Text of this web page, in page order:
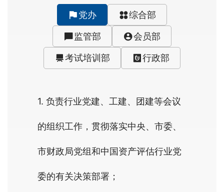
党办 综合部
监管部 会员部
考试培训部 行政部
1. 负责行业党建、工建、团建等会议
的组织工作，贯彻落实中央、市委、
市财政局党组和中国资产评估行业党
委的有关决策部署；